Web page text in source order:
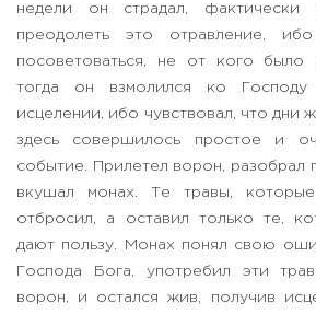
недели он страдал,
преодолеть это отравление,
посоветоваться, не от кого было
тогда он взмолился ко
исцелении, ибо чувствовал, что дни
здесь совершилось простое и
событие. Прилетел ворон, разобрал
вкушал монах. Те травы,
отбросил, а оставил только те,
дают пользу. Монах понял свою
Господа Бога, употребил эти
ворон, и остался жив, получив